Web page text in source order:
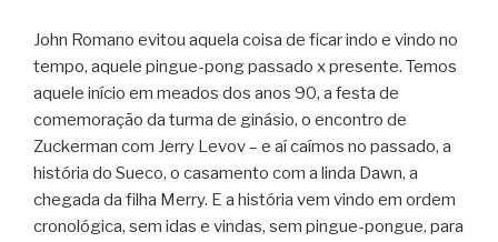
John Romano evitou aquela coisa de ficar indo e vindo no
tempo, aquele pingue-pong passado x presente. Temos
aquele início em meados dos anos 90, a festa de
comemoração da turma de ginásio, o encontro de
Zuckerman com Jerry Levov – e aí caímos no passado, a
história do Sueco, o casamento com a linda Dawn, a
chegada da filha Merry. E a história vem vindo em ordem
cronológica, sem idas e vindas, sem pingue-pongue, para